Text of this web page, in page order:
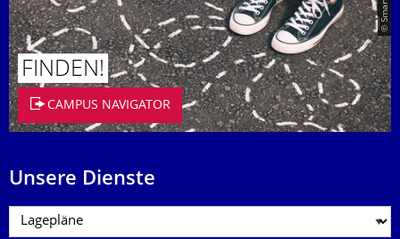
FINDEN!
CAMPUS NAVIGATOR
Unsere Dienste